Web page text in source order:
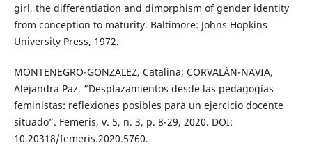
girl, the differentiation and dimorphism of gender identity
from conception to maturity. Baltimore: Johns Hopkins
University Press, 1972.
MONTENEGRO-GONZÁLEZ, Catalina; CORVALÁN-NAVIA,
Alejandra Paz. “Desplazamientos desde las pedagogías
feministas: reflexiones posibles para un ejercicio docente
situado”. Femeris, v. 5, n. 3, p. 8-29, 2020. DOI:
10.20318/femeris.2020.5760.